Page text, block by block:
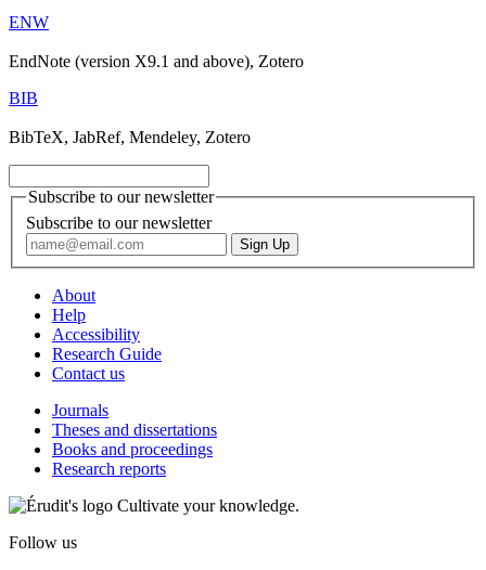
ENW
EndNote (version X9.1 and above), Zotero
BIB
BibTeX, JabRef, Mendeley, Zotero
Subscribe to our newsletter
Subscribe to our newsletter
About
Help
Accessibility
Research Guide
Contact us
Journals
Theses and dissertations
Books and proceedings
Research reports
Cultivate your knowledge.
Follow us